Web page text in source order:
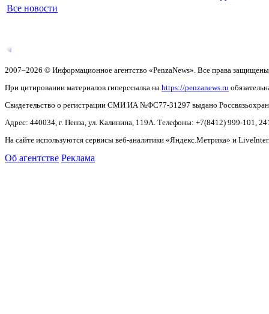
Все новости
2007–2026 © Информационное агентство «PenzaNews». Все права
При цитировании материалов гиперссылка на https://penzanews.ru
Свидетельство о регистрации СМИ ИА №ФС77-31297 выдано
Адрес: 440034, г. Пенза, ул. Калинина, 119А. Телефоны: +7(8412) 999-101,
На сайте используются сервисы веб-аналитики «Яндекс.Метрика» и
Об агентстве Реклама